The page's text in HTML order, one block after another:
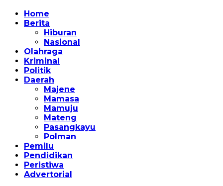
Home
Berita
Hiburan
Nasional
Olahraga
Kriminal
Politik
Daerah
Majene
Mamasa
Mamuju
Mateng
Pasangkayu
Polman
Pemilu
Pendidikan
Peristiwa
Advertorial